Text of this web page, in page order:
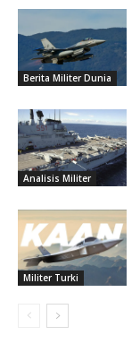
Berita Militer Dunia
Analisis Militer
Militer Turki